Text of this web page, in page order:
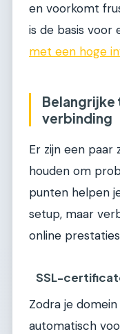
en voorkomt
is de basis voor
met een hoge
Belangrijke
verbinding
Er zijn een paar
houden om
punten helpen
setup, maar
online
SSL-
Zodra je
automatisch